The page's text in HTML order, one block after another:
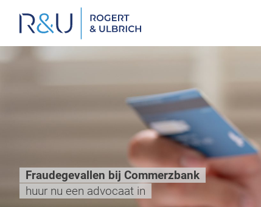
Fraudegevallen bij Commerzbank
huur nu een advocaat in